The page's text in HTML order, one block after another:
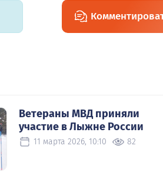
Ветераны МВД приняли
участие в Лыжне России
11 марта 2026, 10:10 82